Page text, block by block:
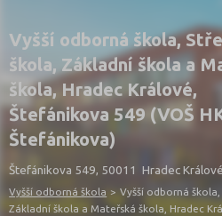
Vyšší odborná škola,
škola, Základní škola a
škola, Hradec Králové,
Štefánikova 549 (VOŠ
Štefánikova)
Štefánikova 549, 50011 Hradec Králové
Vyšší odborná škola > Vyšší odborná škola,
Základní škola a Mateřská škola, Hradec